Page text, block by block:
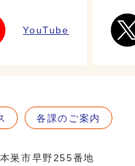
YouTube
各課のご案内
巣市早野255番地